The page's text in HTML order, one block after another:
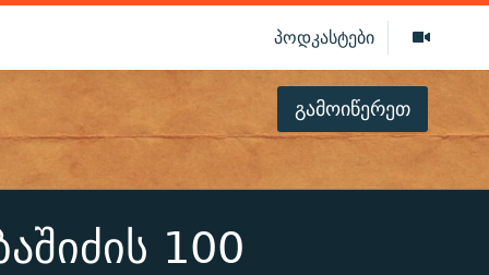
პოდკასტები
გამოიწერეთ
100